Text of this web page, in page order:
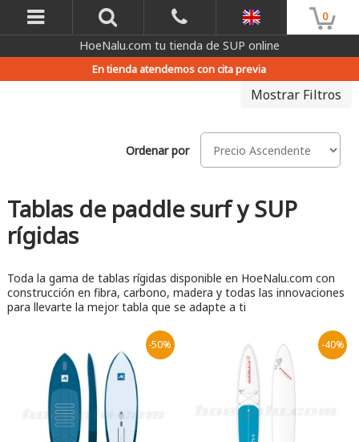
0
HoeNalu.com tu tienda de SUP online
En tienda atendemos con cita previa
Mostrar Filtros
Ordenar por
Tablas de paddle surf y SUP
rígidas
Toda la gama de tablas rígidas disponible en HoeNalu.com con
construcción en fibra, carbono, madera y todas las innovaciones
para llevarte la mejor tabla que se adapte a ti
-50% -40%